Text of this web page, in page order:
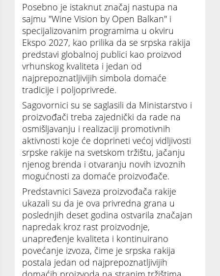
Posebno je istaknut značaj nastupa na
sajmu "Wine Vision by Open Balkan" i
specijalizovanim programima u okviru
Ekspo 2027, kao prilika da se srpska rakija
predstavi globalnoj publici kao proizvod
vrhunskog kvaliteta i jedan od
najprepoznatljivijih simbola domaće
tradicije i poljoprivrede.
Sagovornici su se saglasili da Ministarstvo i
proizvođači treba zajednički da rade na
osmišljavanju i realizaciji promotivnih
aktivnosti koje će doprineti većoj vidljivosti
srpske rakije na svetskom tržištu, jačanju
njenog brenda i otvaranju novih izvoznih
mogućnosti za domaće proizvođače.
Predstavnici Saveza proizvođača rakije
ukazali su da je ova privredna grana u
poslednjih deset godina ostvarila značajan
napredak kroz rast proizvodnje,
unapređenje kvaliteta i kontinuirano
povećanje izvoza, čime je srpska rakija
postala jedan od najprepoznatljivijih